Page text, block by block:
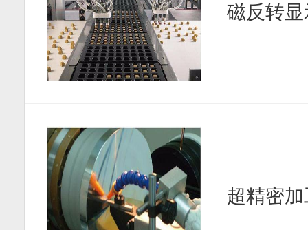
磁反转
超精密